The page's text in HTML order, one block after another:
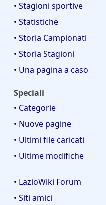
• Stagioni sportive
• Statistiche
• Storia Campionati
• Storia Stagioni
• Una pagina a caso
Speciali
• Categorie
• Nuove pagine
• Ultimi file caricati
• Ultime modifiche
• LazioWiki Forum
• Siti amici